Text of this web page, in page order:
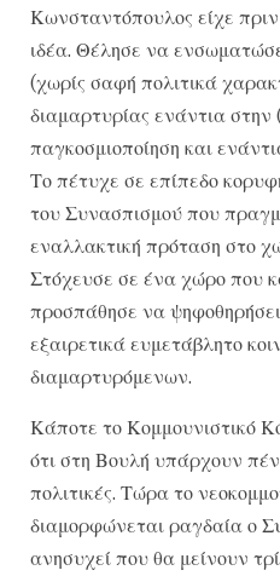
Κωνσταντόπουλος είχε
ιδέα. Θέλησε να
(χωρίς σαφή πολιτικά
διαμαρτυρίας ενάντια
παγκοσμιοποίηση και
Το πέτυχε σε επίπεδο
του Συνασπισμού που
εναλλακτική πρόταση στο
Στόχευσε σε ένα χώρο που
προσπάθησε να
εξαιρετικά ευμετάβλητο
διαμαρτυρόμενων.
Κάποτε το Κομμουνιστικό
ότι στη Βουλή υπάρχουν
πολιτικές. Τώρα το
διαμορφώνεται ραγδαία ο
ανησυχεί που θα μείνουν